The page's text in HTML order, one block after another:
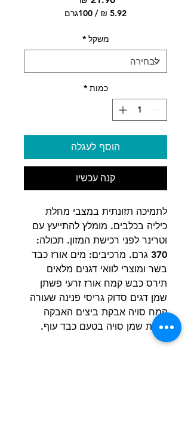
/ 100גרם
לכל
100
משקל *
כמות *
הוסף לעגלה
קנה עכשיו
לתמיכה תזונתית במצבי מחלת
כיליה בכלבים. מומלץ להתייעץ עם
וטרינר לפני רכישת המזון. תכולה:
370 גרם. מרכיבים: מים אורז כבד
בשר ומוצרי לוואי דגנים מלאים
תירס כבש קמח אורז זרעי פשתן
שמן דגים סדוק גריסי פנינה שעורה
קמח סויה אבקת ביצים האבקה
תאית שמן סויה בטעם כבד עוף.